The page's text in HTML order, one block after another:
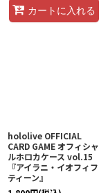
カートに入れる
hololive OFFICIAL
CARD GAME オフィシャ
ルホロカケース vol.15
『アイラニ・イオフィフ
ティーン』